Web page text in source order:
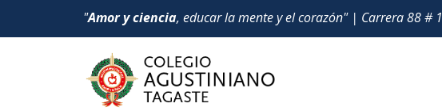
"Amor y ciencia, educar la mente y el corazón" | Carrera 88 #